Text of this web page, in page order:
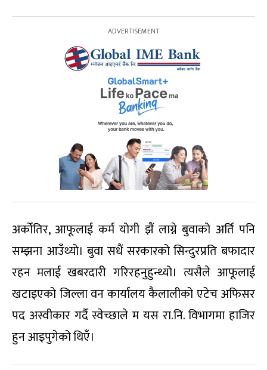
अर्कोतिर, आफूलाई कर्म योगी झैं लाग्ने बुवाको अर्ति पनि
सम्झना आउँथ्यो। बुवा सधैं सरकारको सिन्दुरप्रति बफादार
रहन मलाई खबरदारी गरिरहनुहुन्थ्यो। त्यसैले आफूलाई
खटाइएको जिल्ला वन कार्यालय कैलालीको एटेच अफिसर
पद अस्वीकार गर्दै स्वेच्छाले म यस रा.नि. विभागमा हाजिर
हुन आइपुगेको थिएँ।